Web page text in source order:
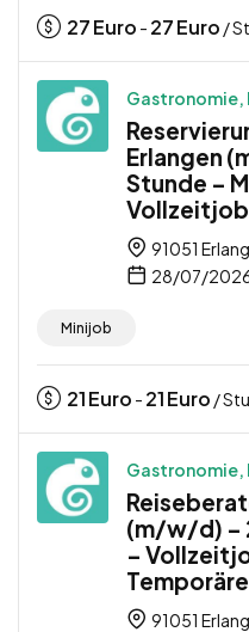
27Euro - 27Euro /
Erlangen
Stunde –
Vollzeitjob
91051
28/07/
Minijob
21Euro - 21Euro /
(m/w/d) –
–
91051